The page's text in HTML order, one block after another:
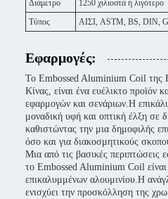
Διάμετρο
1250 χιλιοστά ή λιγότερο
Τύπος
ΑΙΣΙ, ASTM, BS, DIN,
Εφαρμογές:
Το Embossed Aluminium Coil της
Κίνας, είναι ένα ευέλικτο προϊόν
εφαρμογών και σενάριων.Η
μοναδική υφή και οπτική έλξη σε
καθιστώντας την μια δημοφιλής
όσο και για διακοσμητικούς
Μια από τις βασικές περιπτώσεις
το Embossed Aluminium Coil
επικαλυμμένων αλουμινίου.Η
ενισχύει την προσκόλληση της